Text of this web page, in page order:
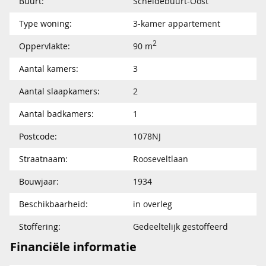
Type woning:
3-kamer appartement
Oppervlakte:
90 m2
Aantal kamers:
3
Aantal slaapkamers:
2
Aantal badkamers:
1
Postcode:
1078NJ
Straatnaam:
Rooseveltlaan
Bouwjaar:
1934
Beschikbaarheid:
in overleg
Stoffering:
Gedeeltelijk gestoffeerd
Financiële informatie